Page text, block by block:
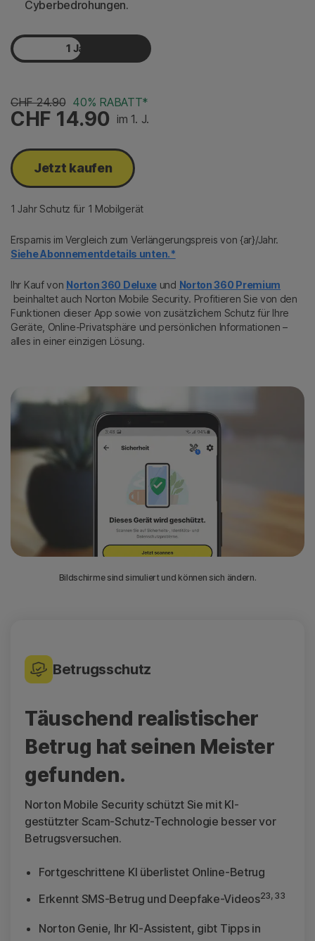
Bildschirme sind simuliert und können sich ändern.
Cyberbedrohungen.
1 Jahr
CHF 24.90 40% RABATT*
CHF 14.90 im 1. J.
Jetzt kaufen
1 Jahr Schutz für 1 Mobilgerät
Ersparnis im Vergleich zum Verlängerungspreis von {ar}/Jahr.
Siehe Abonnementdetails unten.*
Ihr Kauf von Norton 360 Deluxe und Norton 360 Premium
beinhaltet auch Norton Mobile Security. Profitieren Sie von den
Funktionen dieser App sowie von zusätzlichem Schutz für Ihre
Geräte, Online-Privatsphäre und persönlichen Informationen –
alles in einer einzigen Lösung.
Betrugsschutz
Täuschend realistischer
Betrug hat seinen Meister
gefunden.
Norton Mobile Security schützt Sie mit KI-
gestützter Scam-Schutz-Technologie besser vor
Betrugsversuchen.
Fortgeschrittene KI überlistet Online-Betrug
Erkennt SMS-Betrug und Deepfake-Videos23, 33
Norton Genie, Ihr KI-Assistent, gibt Tipps in